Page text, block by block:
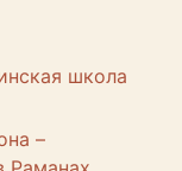
школа
–